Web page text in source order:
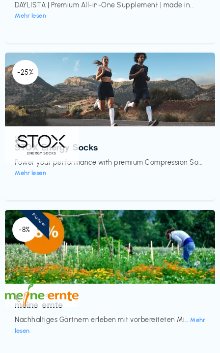
DAYLISTA | Premium All-in-One Supplement | made in...
Mehr lesen
-25%
Sport- & Outdoor
STOX Energy Socks
Power your performance with premium Compression So...
Mehr lesen
€‎
-8%
Küche & Haushalt
meine ernte
Nachhaltiges Gärtnern erleben mit vorbereiteten Mi... Mehr
lesen
€‎
Pioneer